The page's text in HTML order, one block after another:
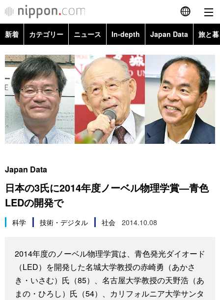
English
简体字
繁體字
Français
Español
Русский
カテゴリー
政治・外交
社会
科学・技術
暮らし
ニュース
旅と暮らし
Books
Cinema
新着 カテゴリー ニュース In-depth Japan Data 旅と
政治・外交
経済・ビジネス
国際・海外
社会
科学・技術
暮らし
Topics
Images
People
東京
Japan Data
日本の3氏に2014年度ノーベル物理学賞—青色
LEDの開発で
科学 技術・デジタル 社会 2014.10.08
2014年度のノーベル物理学賞は、青色発光ダイオード
（LED）を開発した名城大学教授の赤崎勇（あかさ
き・いさむ）氏（85）、名古屋大学教授の天野浩（あ
まの・ひろし）氏（54）、カリフォルニア大学サンタ